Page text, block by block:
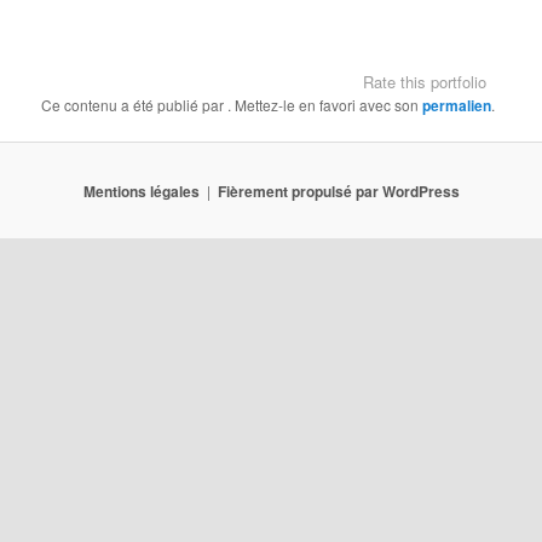
Rate this portfolio
Ce contenu a été publié par . Mettez-le en favori avec sonpermalien.
Mentions légales Fièrement propulsé par WordPress